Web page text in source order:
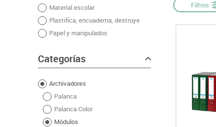
Material escolar
Plastifica, encuaderna, destruye
Papel y manipulados
Categorías
Archivadores
Palanca
Palanca Color
Módulos
Filtros